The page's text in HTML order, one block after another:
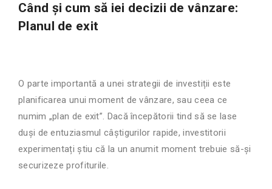
Când și cum să iei decizii de vânzare:
Planul de exit
O parte importantă a unei strategii de investiții este
planificarea unui moment de vânzare, sau ceea ce
numim „plan de exit”. Dacă începătorii tind să se lase
duși de entuziasmul câștigurilor rapide, investitorii
experimentați știu că la un anumit moment trebuie să-și
securizeze profiturile.